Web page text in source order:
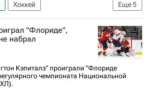
Еще5
Хоккей
лига (НХЛ)
Эдмонтон Ойлерз
"Флориде",
набрал
Кэпиталз" проиграли "Флориде
чемпионата Национальной